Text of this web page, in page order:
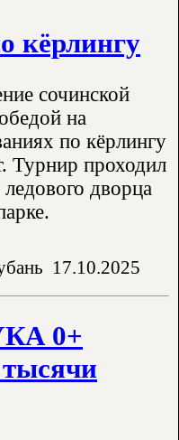
кёрлингу
сочинской
на
по кёрлингу
Турнир проходил
дворца
17.10.2025
0+